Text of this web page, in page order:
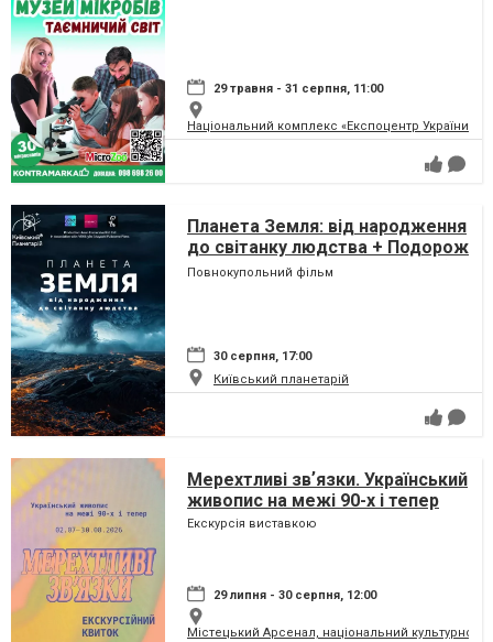
29 травня - 31 серпня, 11:00
Національний комплекс «Експоцентр України»
Планета Земля: від народження
до світанку людства + Подорож
сузір'ями (класична програма)
Повнокупольний фільм
30 серпня, 17:00
Київський планетарій
Мерехтливі звʼязки. Український
живопис на межі 90-х і тепер
Екскурсія виставкою
29 липня - 30 серпня, 12:00
Містецький Арсенал, національний культурно-